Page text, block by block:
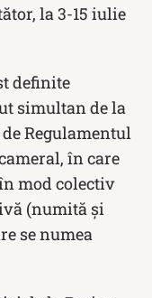
la 3-15 iulie
definite
simultan de la
Regulamentul
în care
mod colectiv
(numită și
se numea